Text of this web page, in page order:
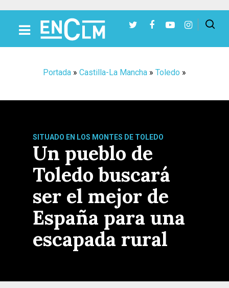
Portada » Castilla-La Mancha » Toledo »
SITUADO EN LOS MONTES DE TOLEDO
Un pueblo de
Toledo buscará
ser el mejor de
España para una
escapada rural